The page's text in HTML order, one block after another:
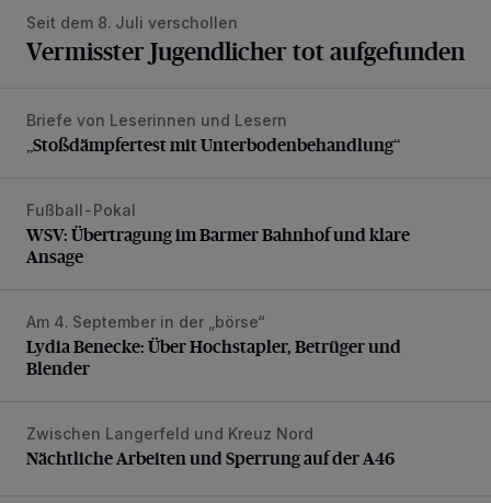
Seit dem 8. Juli verschollen
Vermisster Jugendlicher tot aufgefunden
„Stoßdämpfertest mit Unterbodenbehandlung“
Briefe von Leserinnen und Lesern
„Stoßdämpfertest mit Unterbodenbehandlung“
WSV: Übertragung im Barmer Bahnhof und klare Ansage
Fußball-Pokal
WSV: Übertragung im Barmer Bahnhof und klare
Ansage
Lydia Benecke: Über Hochstapler, Betrüger und Blender
Am 4. September in der „börse“
Lydia Benecke: Über Hochstapler, Betrüger und
Blender
Nächtliche Arbeiten und Sperrung auf der A46
Zwischen Langerfeld und Kreuz Nord
Nächtliche Arbeiten und Sperrung auf der A46